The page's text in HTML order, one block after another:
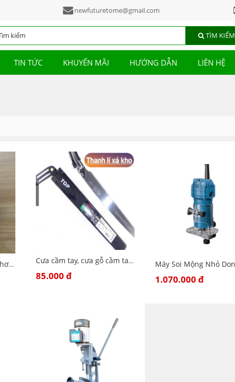
newfuturetome@gmail.com
TÌM KIẾM
TIN TỨC KHUYẾN MÃI HƯỚNG DẪN LIÊN HỆ
Súng bắn đinh gỗ dùng hơi F50 TOK-Bảo hành 6 tháng Cưa cầm tay, cưa gỗ cầm tay 350mm
85.000 đ 1.070.000 đ